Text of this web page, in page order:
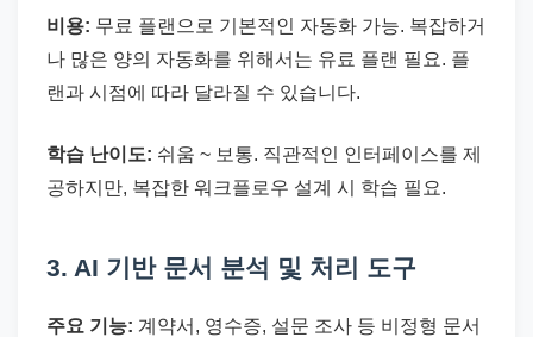
비용: 무료 플랜으로 기본적인 자동화 가능. 복잡하거
나 많은 양의 자동화를 위해서는 유료 플랜 필요. 플
랜과 시점에 따라 달라질 수 있습니다.
학습 난이도: 쉬움 ~ 보통. 직관적인 인터페이스를 제
공하지만, 복잡한 워크플로우 설계 시 학습 필요.
3. AI 기반 문서 분석 및 처리 도구
주요 기능: 계약서, 영수증, 설문 조사 등 비정형 문서